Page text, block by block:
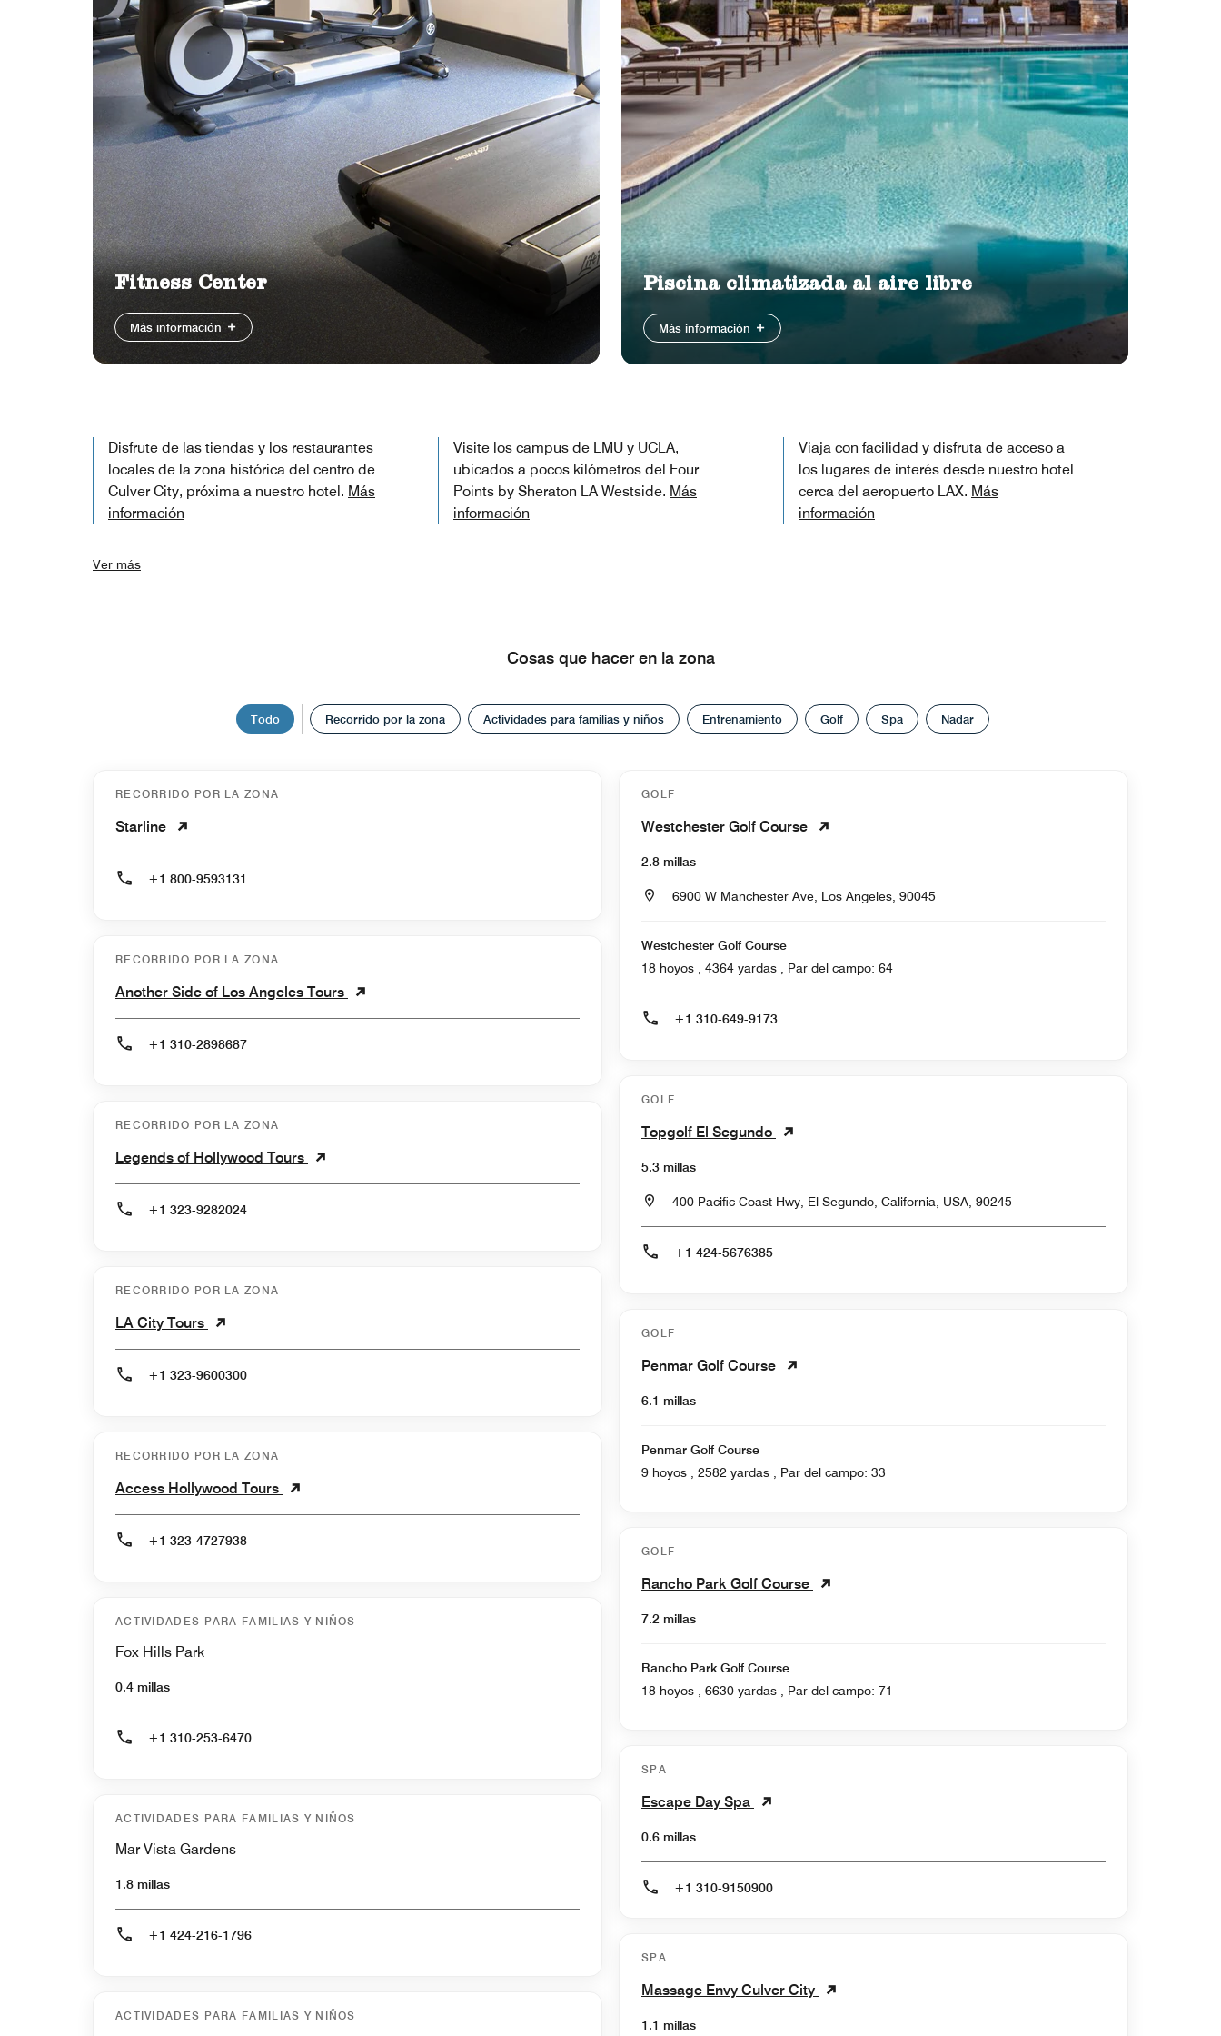
Fitness Center
Más información
Piscina climatizada al aire libre
Más información
Disfrute de las tiendas y los restaurantes
locales de la zona histórica del centro de
Culver City, próxima a nuestro hotel. Más
información
Visite los campus de LMU y UCLA,
ubicados a pocos kilómetros del Four
Points by Sheraton LA Westside. Más
información
Viaja con facilidad y disfruta de acceso a
los lugares de interés desde nuestro hotel
cerca del aeropuerto LAX. Más
información
Ver más
Cosas que hacer en la zona
Todo Recorrido por la zona Actividades para familias y niños Entrenamiento Golf Spa Nadar
RECORRIDO POR LA ZONA
Starline
+1 800-9593131
RECORRIDO POR LA ZONA
Another Side of Los Angeles Tours
+1 310-2898687
RECORRIDO POR LA ZONA
Legends of Hollywood Tours
+1 323-9282024
RECORRIDO POR LA ZONA
LA City Tours
+1 323-9600300
RECORRIDO POR LA ZONA
Access Hollywood Tours
+1 323-4727938
ACTIVIDADES PARA FAMILIAS Y NIÑOS
Fox Hills Park
0.4 millas
+1 310-253-6470
ACTIVIDADES PARA FAMILIAS Y NIÑOS
Mar Vista Gardens
1.8 millas
+1 424-216-1796
ACTIVIDADES PARA FAMILIAS Y NIÑOS
GOLF
Westchester Golf Course
2.8 millas
6900 W Manchester Ave, Los Angeles, 90045
Westchester Golf Course
18 hoyos , 4364 yardas , Par del campo: 64
+1 310-649-9173
GOLF
Topgolf El Segundo
5.3 millas
400 Pacific Coast Hwy, El Segundo, California, USA, 90245
+1 424-5676385
GOLF
Penmar Golf Course
6.1 millas
Penmar Golf Course
9 hoyos , 2582 yardas , Par del campo: 33
GOLF
Rancho Park Golf Course
7.2 millas
Rancho Park Golf Course
18 hoyos , 6630 yardas , Par del campo: 71
SPA
Escape Day Spa
0.6 millas
+1 310-9150900
SPA
Massage Envy Culver City
1.1 millas